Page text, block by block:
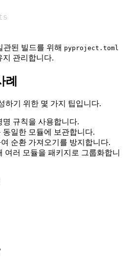
관된 빌드를 위해 pyproject.toml
지 관리합니다.
하기 위한 몇 가지 팁입니다.
명 규칙을 사용합니다.
동일한 모듈에 보관합니다.
순환 가져오기를 방지합니다.
여러 모듈을 패키지로 그룹화합니